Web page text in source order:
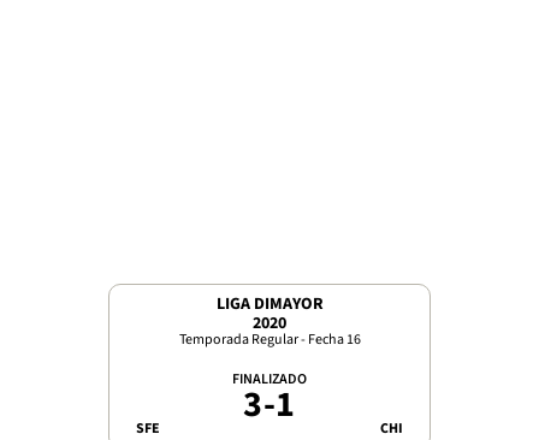
LIGA DIMAYOR
2020
Temporada Regular - Fecha 16
SFE
FINALIZADO
3-1 CHI